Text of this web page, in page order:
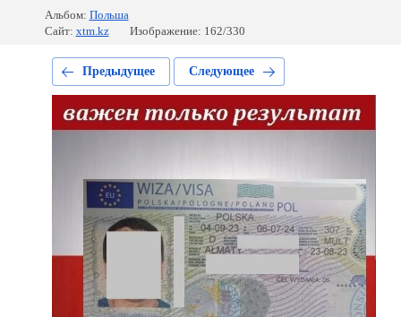
Альбом: Польша
Сайт: xtm.kz Изображение: 162/330
Предыдущее Следующее